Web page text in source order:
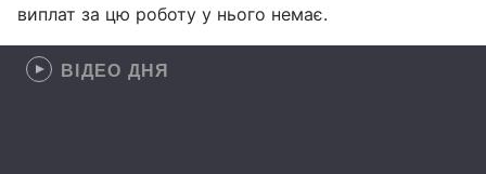
виплат за цю роботу у нього немає.
ВІДЕО ДНЯ